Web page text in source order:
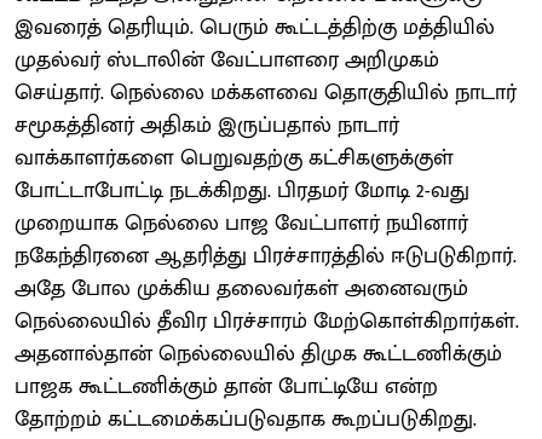
இவரைத் தெரியும். பெரும் கூட்டத்திற்கு மத்தியில்
முதல்வர் ஸ்டாலின் வேட்பாளரை அறிமுகம்
செய்தார். நெல்லை மக்களவை தொகுதியில் நாடார்
சமூகத்தினர் அதிகம் இருப்பதால் நாடார்
வாக்காளர்களை பெறுவதற்கு கட்சிகளுக்குள்
போட்டாபோட்டி நடக்கிறது. பிரதமர் மோடி 2-வது
முறையாக நெல்லை பாஜ வேட்பாளர் நயினார்
நகேந்திரனை ஆதரித்து பிரச்சாரத்தில் ஈடுபடுகிறார்.
அதே போல முக்கிய தலைவர்கள் அனைவரும்
நெல்லையில் தீவிர பிரச்சாரம் மேற்கொள்கிறார்கள்.
அதனால்தான் நெல்லையில் திமுக கூட்டணிக்கும்
பாஜக கூட்டணிக்கும் தான் போட்டியே என்ற
தோற்றம் கட்டமைக்கப்படுவதாக கூறப்படுகிறது.